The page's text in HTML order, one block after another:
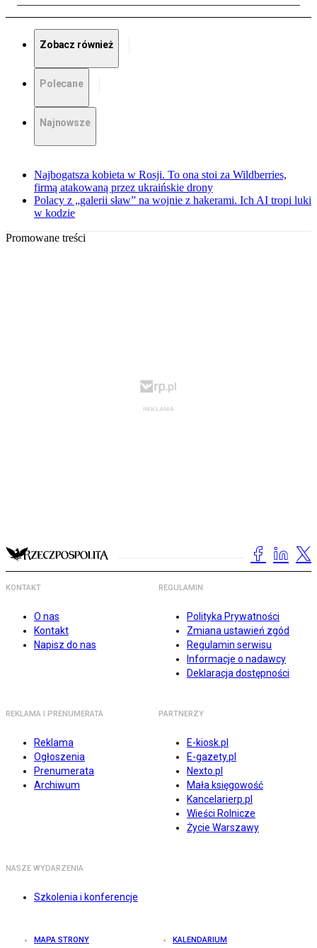
Zobacz również
Polecane
Najnowsze
Najbogatsza kobieta w Rosji. To ona stoi za Wildberries,
firmą atakowaną przez ukraińskie drony
Polacy z „galerii sław” na wojnie z hakerami. Ich AI tropi luki
w kodzie
Promowane treści
KONTAKT
O nas
Kontakt
Napisz do nas
REGULAMIN
Polityka Prywatności
Zmiana ustawień zgód
Regulamin serwisu
Informacje o nadawcy
Deklaracja dostępności
REKLAMA I PRENUMERATA
Reklama
Ogłoszenia
Prenumerata
Archiwum
PARTNERZY
E-kiosk.pl
E-gazety.pl
Nexto.pl
Mała księgowość
Kancelarierp.pl
Wieści Rolnicze
Życie Warszawy
NASZE WYDARZENIA
Szkolenia i konferencje
MAPA STRONY KALENDARIUM